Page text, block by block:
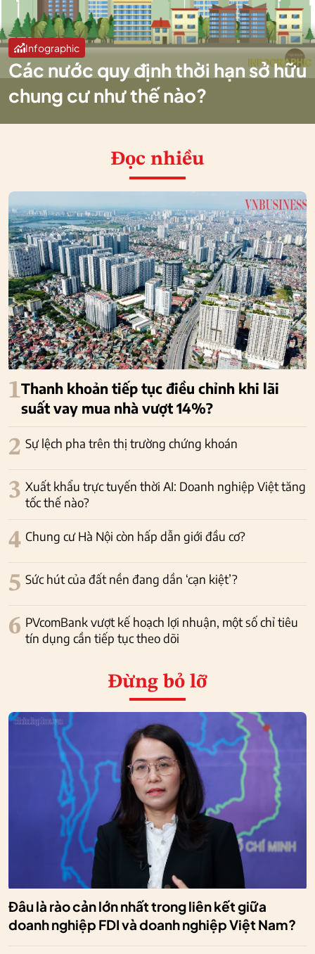
Infographic
Các nước quy định thời hạn sở hữu
chung cư như thế nào?
Đọc nhiều
1Thanh khoản tiếp tục điều chỉnh khi lãi
suất vay mua nhà vượt 14%?
2 Sự lệch pha trên thị trường chứng khoán
3 Xuất khẩu trực tuyến thời AI: Doanh nghiệp Việt tăng
tốc thế nào?
4 Chung cư Hà Nội còn hấp dẫn giới đầu cơ?
5 Sức hút của đất nền đang dần ‘cạn kiệt’?
6 PVcomBank vượt kế hoạch lợi nhuận, một số chỉ tiêu
tín dụng cần tiếp tục theo dõi
Đừng bỏ lỡ
Đâu là rào cản lớn nhất trong liên kết giữa
doanh nghiệp FDI và doanh nghiệp Việt Nam?